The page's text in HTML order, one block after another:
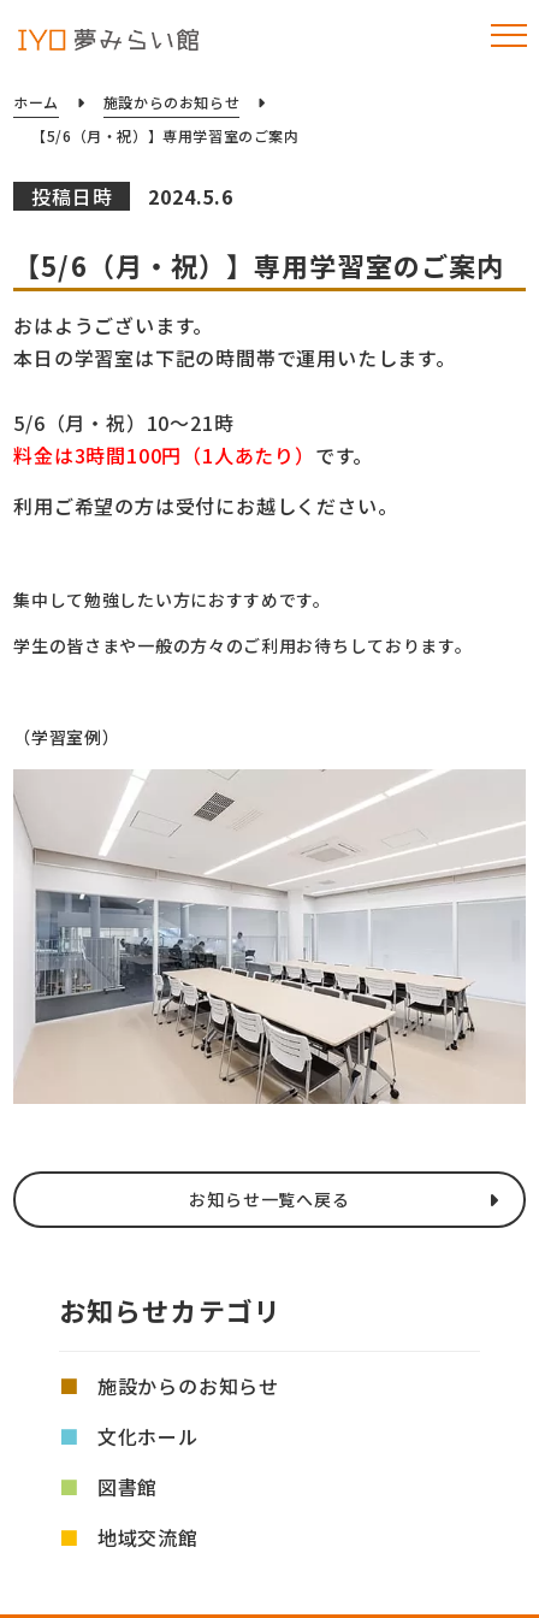
ホーム
施設からのお知らせ
【5/6（月・祝）】専用学習室のご案内
投稿日時 2024.5.6
【5/6（月・祝）】専用学習室のご案内
おはようございます。
本日の学習室は下記の時間帯で運用いたします。
5/6（月・祝）10～21時
料金は3時間100円（1人あたり） です。
利用ご希望の方は受付にお越しください。
集中して勉強したい方におすすめです。
学生の皆さまや一般の方々のご利用お待ちしております。
（学習室例）
お知らせ一覧へ戻る
お知らせカテゴリ
施設からのお知らせ
文化ホール
図書館
地域交流館